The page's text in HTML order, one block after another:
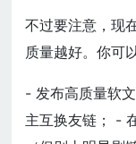
不过要注意，现
质量越好。你可
- 发布高质量软
主互换友链； -